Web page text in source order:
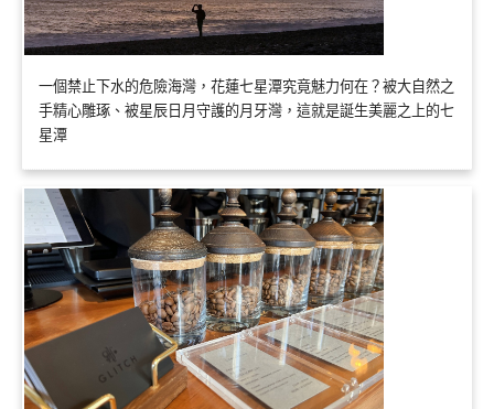
一個禁止下水的危險海灣，花蓮七星潭究竟魅力何在？被大自然之
手精心雕琢、被星辰日月守護的月牙灣，這就是誕生美麗之上的七
星潭